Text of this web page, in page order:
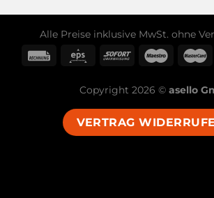
Alle Preise inklusive MwSt. ohne
Copyright 2026 © asello
VERTRAG